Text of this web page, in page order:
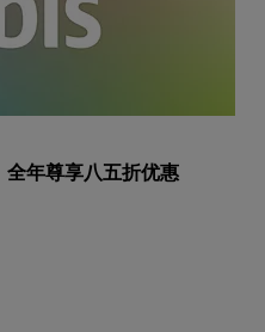
全年尊享八五折优惠